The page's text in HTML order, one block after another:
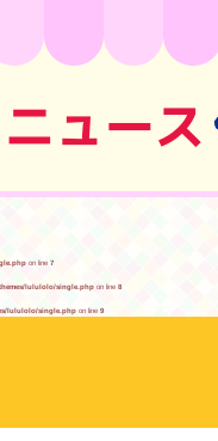
ニュース
on line 7
lululolo/single.php on line 8
lululolo/single.php on line 9